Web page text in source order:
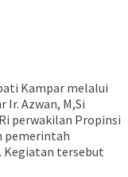
Kampar melalui
Azwan, M,Si
perwakilan Propinsi
pemerintah
Kegiatan tersebut